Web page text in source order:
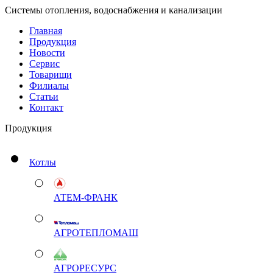
Системы отопления, водоснабжения и канализации
Главная
Продукция
Новости
Сервис
Товарищи
Филиалы
Статьи
Контакт
Продукция
Котлы
АТЕМ-ФРАНК
АГРОТЕПЛОМАШ
АГРОРЕСУРС